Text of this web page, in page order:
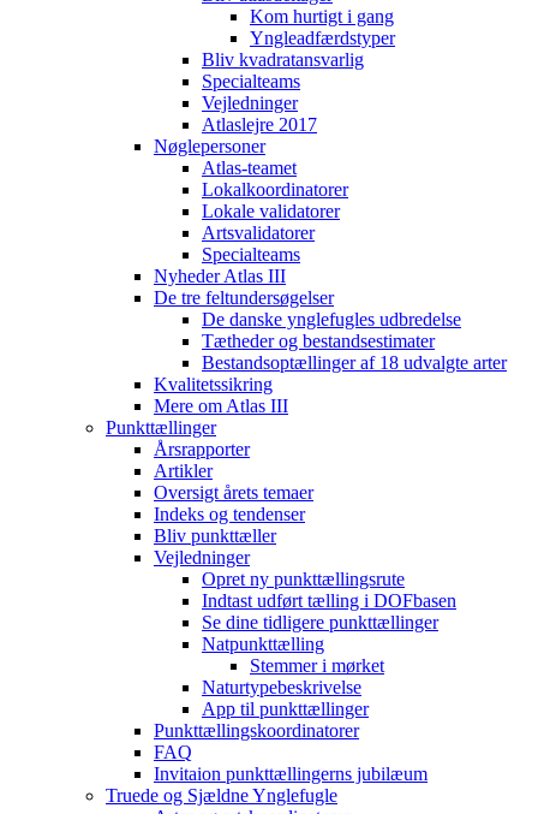
Kom hurtigt i gang
Yngleadfærdstyper
Bliv kvadratansvarlig
Specialteams
Vejledninger
Atlaslejre 2017
Nøglepersoner
Atlas-teamet
Lokalkoordinatorer
Lokale validatorer
Artsvalidatorer
Specialteams
Nyheder Atlas III
De tre feltundersøgelser
De danske ynglefugles udbredelse
Tætheder og bestandsestimater
Bestandsoptællinger af 18 udvalgte arter
Kvalitetssikring
Mere om Atlas III
Punkttællinger
Årsrapporter
Artikler
Oversigt årets temaer
Indeks og tendenser
Bliv punkttæller
Vejledninger
Opret ny punkttællingsrute
Indtast udført tælling i DOFbasen
Se dine tidligere punkttællinger
Natpunkttælling
Stemmer i mørket
Naturtypebeskrivelse
App til punkttællinger
Punkttællingskoordinatorer
FAQ
Invitaion punkttællingerns jubilæum
Truede og Sjældne Ynglefugle